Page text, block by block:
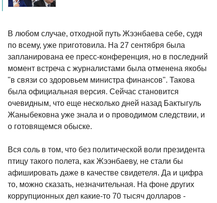
В любом случае, отходной путь Жээнбаева себе, судя
по всему, уже приготовила. На 27 сентября была
запланирована ее пресс-конференция, но в последний
момент встреча с журналистами была отменена якобы
"в связи со здоровьем министра финансов". Такова
была официальная версия. Сейчас становится
очевидным, что еще несколько дней назад Бактыгуль
Жаныбековна уже знала и о проводимом следствии, и
о готовящемся обыске.
Вся соль в том, что без политической воли президента
птицу такого полета, как Жээнбаеву, не стали бы
афишировать даже в качестве свидетеля. Да и цифра
то, можно сказать, незначительная. На фоне других
коррупционных дел какие-то 70 тысяч долларов -